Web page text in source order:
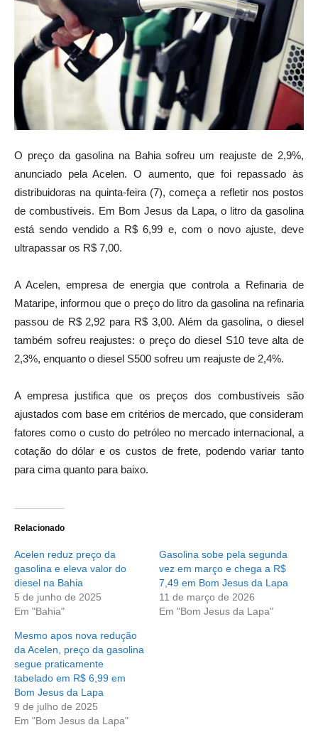
O preço da gasolina na Bahia sofreu um reajuste de 2,9%,
anunciado pela Acelen. O aumento, que foi repassado às
distribuidoras na quinta-feira (7), começa a refletir nos postos
de combustíveis. Em Bom Jesus da Lapa, o litro da gasolina
está sendo vendido a R$ 6,99 e, com o novo ajuste, deve
ultrapassar os R$ 7,00.
A Acelen, empresa de energia que controla a Refinaria de
Mataripe, informou que o preço do litro da gasolina na refinaria
passou de R$ 2,92 para R$ 3,00. Além da gasolina, o diesel
também sofreu reajustes: o preço do diesel S10 teve alta de
2,3%, enquanto o diesel S500 sofreu um reajuste de 2,4%.
A empresa justifica que os preços dos combustíveis são
ajustados com base em critérios de mercado, que consideram
fatores como o custo do petróleo no mercado internacional, a
cotação do dólar e os custos de frete, podendo variar tanto
para cima quanto para baixo.
Relacionado
Acelen reduz preço da
gasolina e eleva valor do
diesel na Bahia
5 de junho de 2025
Em "Bahia"
Gasolina sobe pela segunda
vez em março e chega a R$
7,49 em Bom Jesus da Lapa
11 de março de 2026
Em "Bom Jesus da Lapa"
Mesmo apos nova redução
da Acelen, preço da gasolina
segue praticamente
tabelado em R$ 6,99 em
Bom Jesus da Lapa
9 de julho de 2025
Em "Bom Jesus da Lapa"